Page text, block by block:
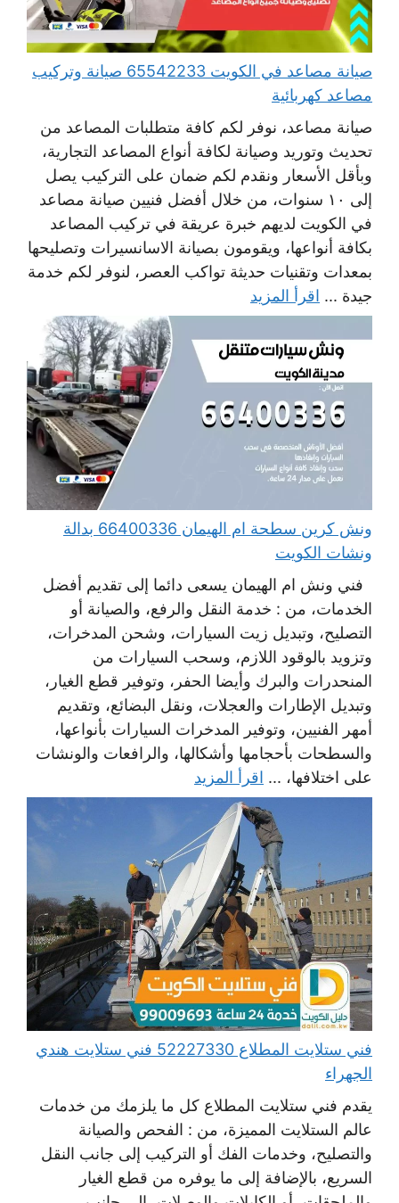
صيانة مصاعد في الكويت 65542233 صيانة وتركيب
مصاعد كهربائية
صيانة مصاعد، نوفر لكم كافة متطلبات المصاعد من
تحديث وتوريد وصيانة لكافة أنواع المصاعد التجارية،
وبأقل الأسعار ونقدم لكم ضمان على التركيب يصل
إلى ١٠ سنوات، من خلال أفضل فنيين صيانة مصاعد
في الكويت لديهم خبرة عريقة في تركيب المصاعد
بكافة أنواعها، ويقومون بصيانة الاسانسيرات وتصليحها
بمعدات وتقنيات حديثة تواكب العصر، لنوفر لكم خدمة
جيدة ... اقرأ المزيد
ونش كرين سطحة ام الهيمان 66400336 بدالة
ونشات الكويت
فني ونش ام الهيمان يسعى دائما إلى تقديم أفضل
الخدمات، من : خدمة النقل والرفع، والصيانة أو
التصليح، وتبديل زيت السيارات، وشحن المدخرات،
وتزويد بالوقود اللازم، وسحب السيارات من
المنحدرات والبرك وأيضا الحفر، وتوفير قطع الغيار،
وتبديل الإطارات والعجلات، ونقل البضائع، وتقديم
أمهر الفنيين، وتوفير المدخرات السيارات بأنواعها،
والسطحات بأحجامها وأشكالها، والرافعات والونشات
على اختلافها، ... اقرأ المزيد
فني ستلايت المطلاع 52227330 فني ستلايت هندي
الجهراء
يقدم فني ستلايت المطلاع كل ما يلزمك من خدمات
عالم الستلايت المميزة، من : الفحص والصيانة
والتصليح، وخدمات الفك أو التركيب إلى جانب النقل
السريع، بالإضافة إلى ما يوفره من قطع الغيار